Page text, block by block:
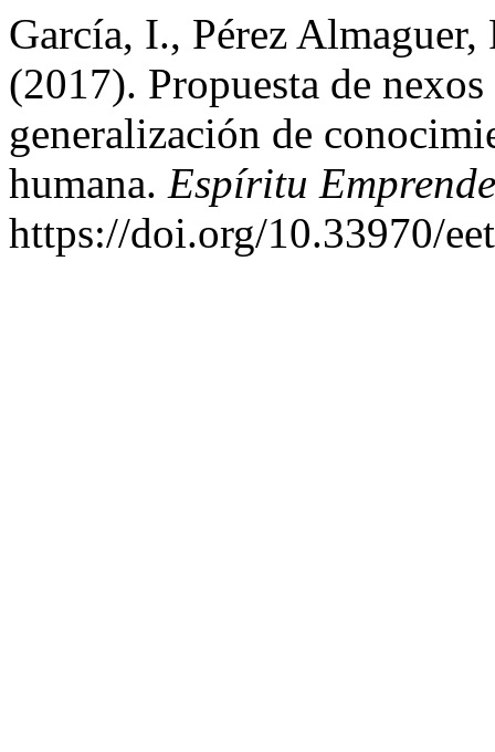
García, I., Pérez
(2017). Propuesta de
generalización de
humana. Espí­ritu
https://doi.org/10.33970/